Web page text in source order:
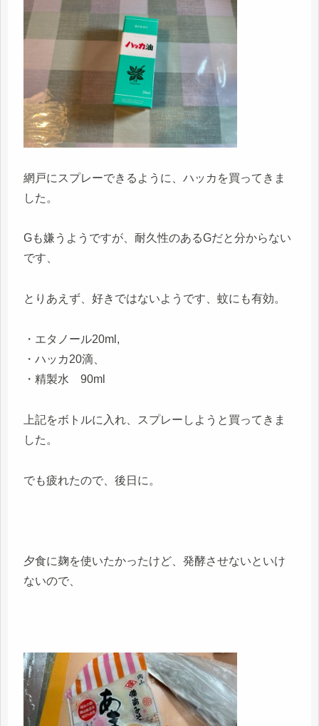
網戸にスプレーできるように、ハッカを買ってきま
した。
Gも嫌うようですが、耐久性のあるGだと分からない
です、
とりあえず、好きではないようです、蚊にも有効。
・エタノール20ml,
・ハッカ20滴、
・精製水 90ml
上記をボトルに入れ、スプレーしようと買ってきま
した。
でも疲れたので、後日に。
夕食に麹を使いたかったけど、発酵させないといけ
ないので、